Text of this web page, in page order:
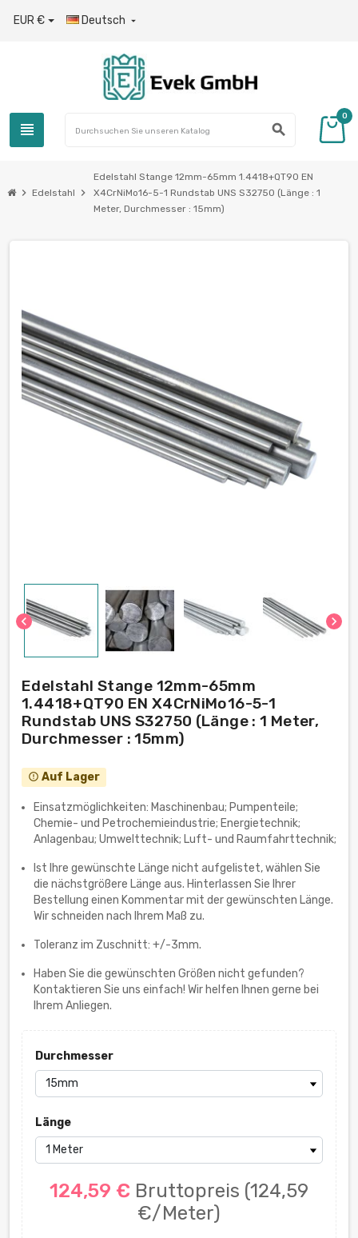
EUR € Deutsch 
view_headline search
0
chevron_right Edelstahl chevron_right
Edelstahl Stange 12mm-65mm 1.4418+QT90 EN
X4CrNiMo16-5-1 Rundstab UNS S32750 (Länge : 1
Meter, Durchmesser : 15mm)
chevron_left chevron_right
Edelstahl Stange 12mm-65mm
1.4418+QT90 EN X4CrNiMo16-5-1
Rundstab UNS S32750 (Länge : 1 Meter,
Durchmesser : 15mm)
error_outline Auf Lager
Einsatzmöglichkeiten: Maschinenbau; Pumpenteile;
Chemie- und Petrochemieindustrie; Energietechnik;
Anlagenbau; Umwelttechnik; Luft- und Raumfahrttechnik;
Ist Ihre gewünschte Länge nicht aufgelistet, wählen Sie
die nächstgrößere Länge aus. Hinterlassen Sie Ihrer
Bestellung einen Kommentar mit der gewünschten Länge.
Wir schneiden nach Ihrem Maß zu.
Toleranz im Zuschnitt: +/-3mm.
Haben Sie die gewünschten Größen nicht gefunden?
Kontaktieren Sie uns einfach! Wir helfen Ihnen gerne bei
Ihrem Anliegen.
Durchmesser
Länge
124,59 € Bruttopreis (124,59
€/Meter)